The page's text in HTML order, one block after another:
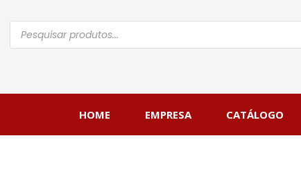
Pesquisar
produtos
HOME EMPRESA CATÁLOGO